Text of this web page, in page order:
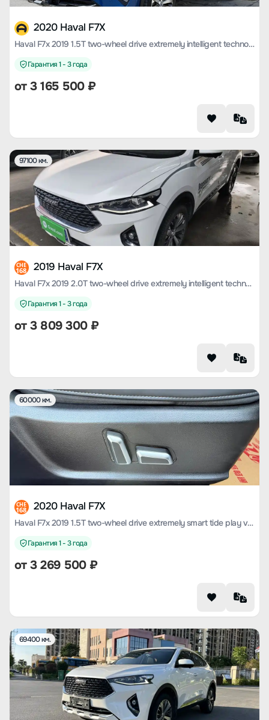
2020 Haval F7X
Haval F7x 2019 1.5T two-wheel drive extremely intelligent technology version
Гарантия 1 - 3 года
от3 165 500₽
97100 км.
CHE
168 2019 Haval F7X
Haval F7x 2019 2.0T two-wheel drive extremely intelligent technology version
Гарантия 1 - 3 года
от3 809 300₽
60000 км.
CHE
168 2020 Haval F7X
Haval F7x 2019 1.5T two-wheel drive extremely smart tide play version
Гарантия 1 - 3 года
от3 269 500₽
69400 км.